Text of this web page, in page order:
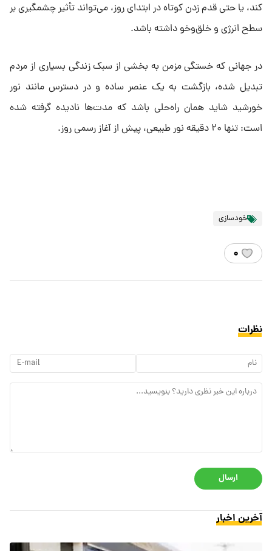
کند، یا حتی قدم زدن کوتاه در ابتدای روز، می‌تواند تأثیر چشمگیری بر
سطح انرژی و خلق‌وخو داشته باشد.
در جهانی که خستگی مزمن به بخشی از سبک زندگی بسیاری از مردم
تبدیل شده، بازگشت به یک عنصر ساده و در دسترس مانند نور
خورشید شاید همان راه‌حلی باشد که مدت‌ها نادیده گرفته شده
است: تنها ۲۰ دقیقه نور طبیعی، پیش از آغاز رسمی روز.
خودسازی
۰
نظرات
ارسال
آخرین اخبار